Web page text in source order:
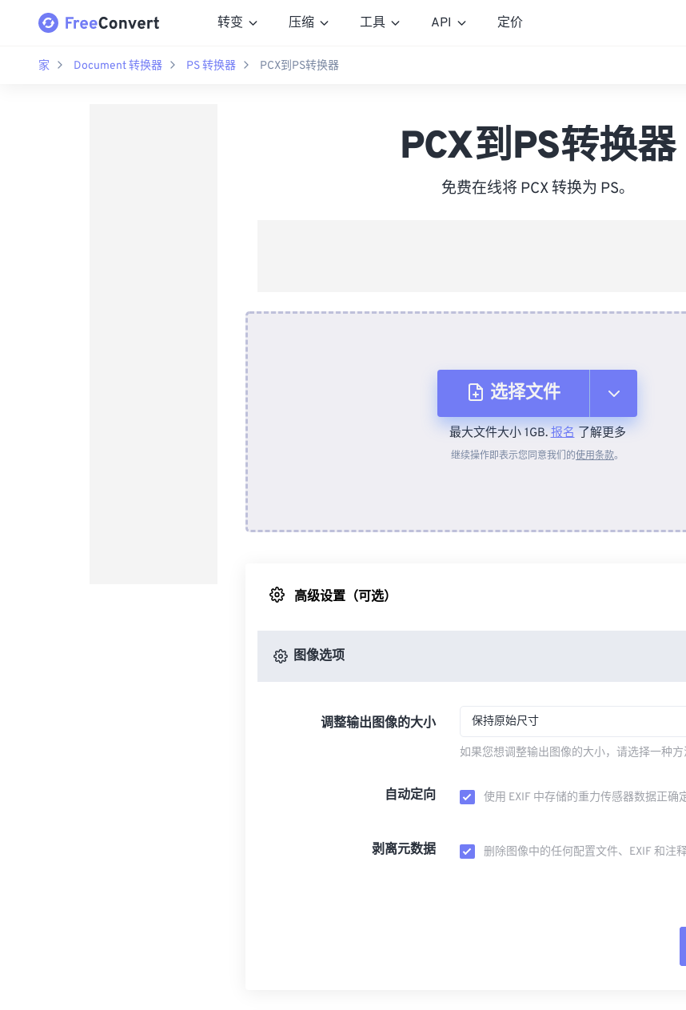
转变 压缩 工具 API 定价
家 Document 转换器 PS 转换器 PCX到PS转换器
PCX到PS转换器
免费在线将 PCX 转换为 PS。
选择文件
从设备
最大文件大小 1GB.报名了解更多
继续操作即表示您同意我们的使用条款。
高级设置（可选）
图像选项
调整输出图像的大小 保持原始尺寸
如果您想调整输出图像的大小，请选择一种方
自动定向 使用 EXIF 中存储的重力传感器数据正确
剥离元数据 删除图像中的任何配置文件、EXIF 和注